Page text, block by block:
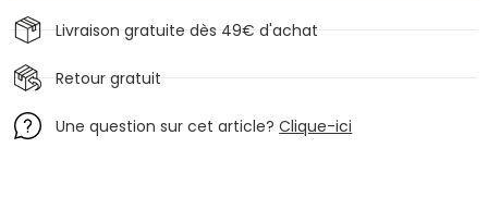
Livraison gratuite dès 49€ d'achat
Retour gratuit
Une question sur cet article?Clique-ici